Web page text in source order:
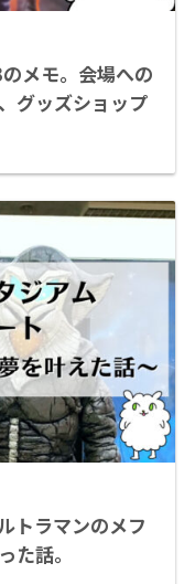
メモ。会場への
グッズショップ
トラマンのメフ
た話。